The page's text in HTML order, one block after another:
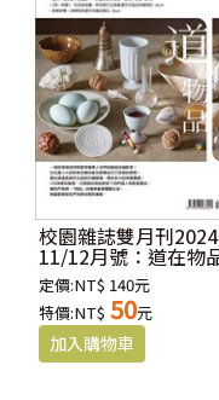
校園雜誌雙月刊
11/12月號：道在物
定價:NT$ 140元
特價:NT$ 50元